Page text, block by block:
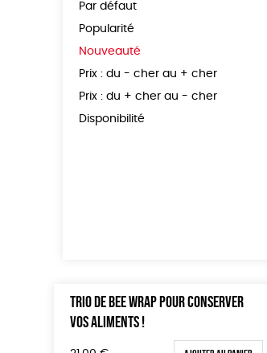
Par défaut
Popularité
Nouveauté
Prix : du - cher au + cher
Prix : du + cher au - cher
Disponibilité
TRIO DE BEE WRAP POUR CONSERVER
VOS ALIMENTS !